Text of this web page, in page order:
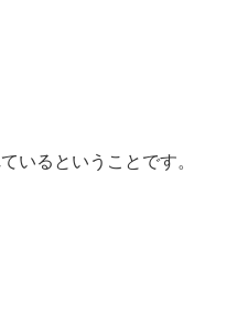
いるということです。